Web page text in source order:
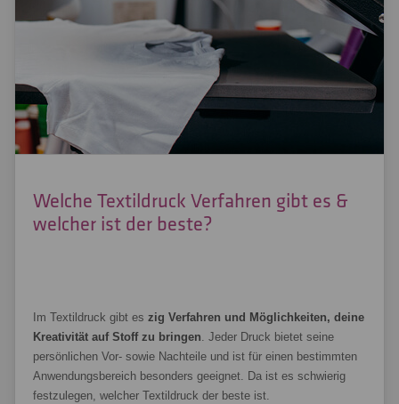
Welche Textildruck Verfahren gibt es &
welcher ist der beste?
Im Textildruck gibt es zig Verfahren und Möglichkeiten, deine
Kreativität auf Stoff zu bringen. Jeder Druck bietet seine
persönlichen Vor- sowie Nachteile und ist für einen bestimmten
Anwendungsbereich besonders geeignet. Da ist es schwierig
festzulegen, welcher Textildruck der beste ist.